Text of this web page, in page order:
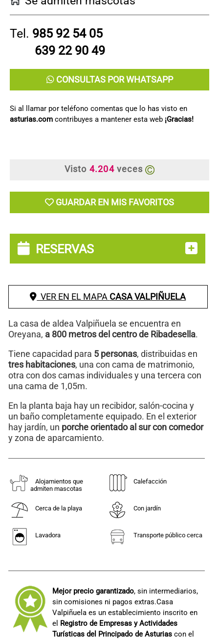
Tel. 985 92 54 05
639 22 90 49
CONSULTAS POR WHATSAPP
Si al llamar por teléfono comentas que lo has visto en
asturias.com contribuyes a mantener esta web ¡Gracias!
Visto 4.204 veces
GUARDAR EN MIS FAVORITOS
RESERVAS
VER EN EL MAPA CASA VALPIÑUELA
La casa de aldea Valpiñuela se encuentra en
Oreyana, a 800 metros del centro de Ribadesella.
Tiene capacidad para 5 personas, distribuidas en
tres habitaciones, una con cama de matrimonio,
otra con dos camas individuales y una tercera con
una cama de 1,05m.
En la planta baja hay un recibidor, salón-cocina y
un baño completamente equipado. En el exterior
hay jardín, un porche orientado al sur con comedor
y zona de aparcamiento.
Alojamientos que
admiten mascotas
Calefacción
Cerca de la playa Con jardín
Lavadora Transporte público cerca
Mejor precio garantizado, sin intermediarios,
sin comisiones ni pagos extras.Casa
Valpiñuela es un establecimiento inscrito en
el Registro de Empresas y Actividades
Turísticas del Principado de Asturias con el